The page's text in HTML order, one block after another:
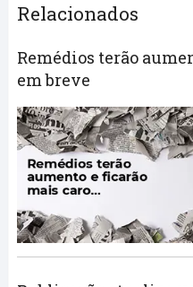
Relacionados
Remédios terão
em breve